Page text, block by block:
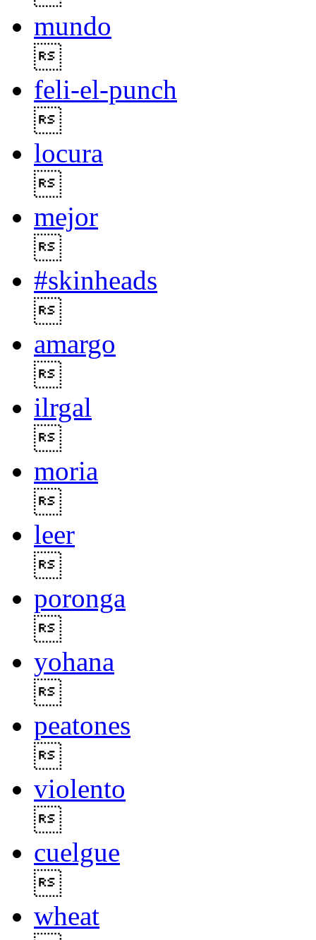
mundo
feli-el-punch
locura
mejor
#skinheads
amargo
ilrgal
moria
leer
poronga
yohana
peatones
violento
cuelgue
wheat